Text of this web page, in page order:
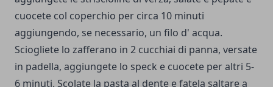
cuocete col coperchio per circa 10 minuti
aggiungendo, se necessario, un filo d' acqua.
Sciogliete lo zafferano in 2 cucchiai di panna, versate
in padella, aggiungete lo speck e cuocete per altri 5-
6 minuti. Scolate la pasta al dente e fatela saltare a